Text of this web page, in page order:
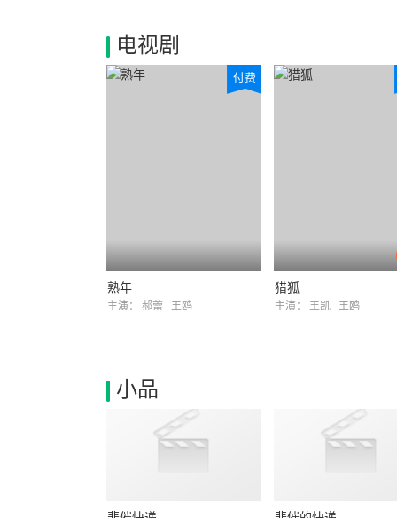
电视剧
付费
熟年
主演： 郝蕾 王鸥
猎狐
主演： 王凯 王鸥
小品